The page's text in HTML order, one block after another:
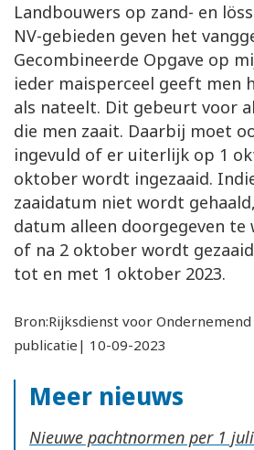
Landbouwers op zand- en
NV-gebieden geven het
Gecombineerde Opgave op
ieder maisperceel geeft men
als nateelt. Dit gebeurt voor
die men zaait. Daarbij moet
ingevuld of er uiterlijk op 1
oktober wordt ingezaaid.
zaaidatum niet wordt
datum alleen doorgegeven te
of na 2 oktober wordt
tot en met 1 oktober 2023.
Bron:Rijksdienst voor
publicatie| 10-09-2023
Meer nieuws
Nieuwe pachtnormen per 1